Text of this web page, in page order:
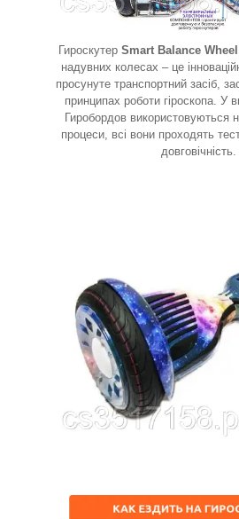
Гироскутер Smart Balance Wheel
надувних колесах – це
просунуте транспортний засіб,
принципах роботи гіроскопа. У
Гиробордов використовуються
процеси, всі вони проходять
довговічність.